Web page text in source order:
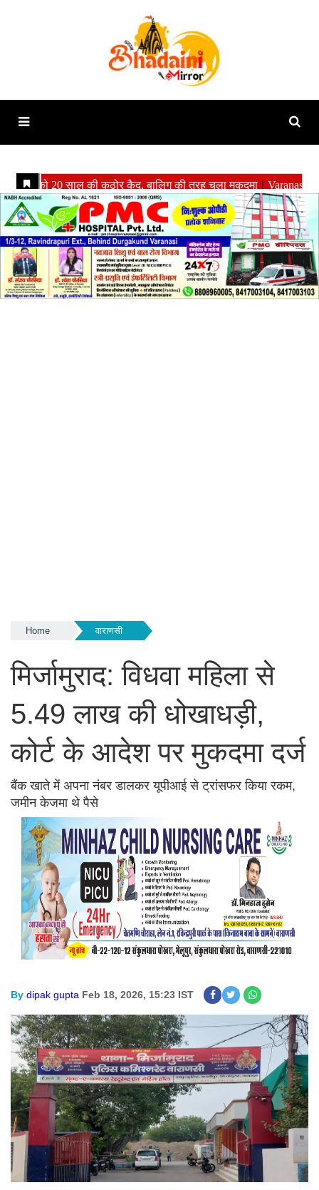
Home वाराणसी
मिर्जामुराद: विधवा महिला से
5.49 लाख की धोखाधड़ी,
कोर्ट के आदेश पर मुकदमा दर्ज
बैंक खाते में अपना नंबर डालकर यूपीआई से ट्रांसफर किया रकम,
जमीन केजमा थे पैसे
By dipak gupta Feb 18, 2026, 15:23 IST